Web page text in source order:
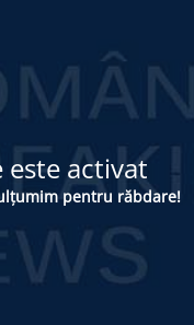
activat
pentru răbdare!